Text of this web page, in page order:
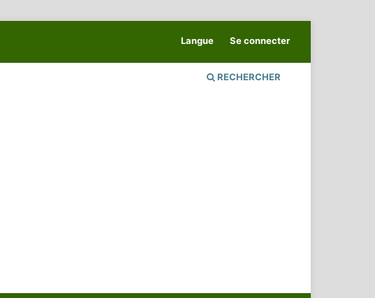
RECHERCHER
Langue Se connecter